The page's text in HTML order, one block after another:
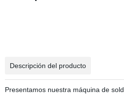
Descripción del producto
Presentamos nuestra máquina de